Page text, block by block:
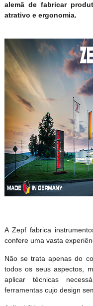
alemã de fabricar
atrativo e ergonomia.
A Zepf fabrica
confere uma vasta
Não se trata apenas do
todos os seus aspectos,
aplicar técnicas
ferramentas cujo design